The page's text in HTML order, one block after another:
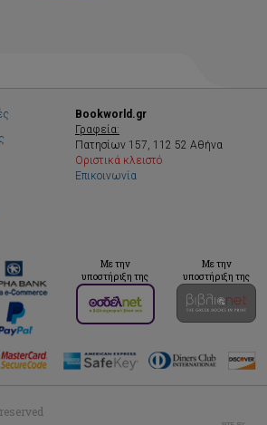
Bookworld.gr
Γραφεία:
Πατησίων 157, 112 52 Αθήνα
Οριστικά κλειστό
Επικοινωνία
Με την
υποστήριξη της
Με την
υποστήριξη της